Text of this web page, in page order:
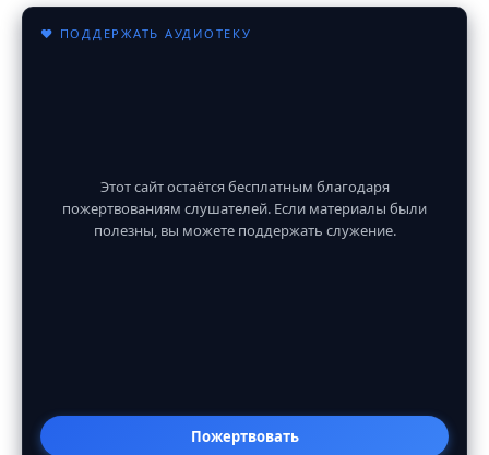
♥ ПОДДЕРЖАТЬ АУДИОТЕКУ
Этот сайт остаётся бесплатным благодаря
пожертвованиям слушателей. Если материалы были
полезны, вы можете поддержать служение.
Пожертвовать